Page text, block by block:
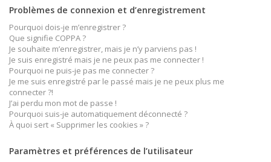
Problèmes de connexion et d’enregistrement
Pourquoi dois-je m’enregistrer ?
Que signifie COPPA ?
Je souhaite m’enregistrer, mais je n’y parviens pas !
Je suis enregistré mais je ne peux pas me connecter !
Pourquoi ne puis-je pas me connecter ?
Je me suis enregistré par le passé mais je ne peux plus me
connecter ?!
J’ai perdu mon mot de passe !
Pourquoi suis-je automatiquement déconnecté ?
À quoi sert « Supprimer les cookies » ?
Paramètres et préférences de l’utilisateur